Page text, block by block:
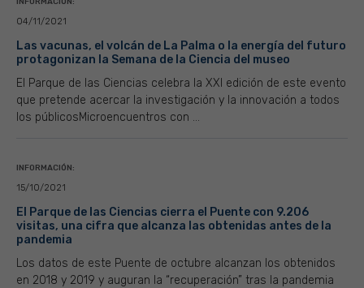
04/11/2021
Las vacunas, el volcán de La Palma o la energía del futuro
protagonizan la Semana de la Ciencia del museo
El Parque de las Ciencias celebra la XXI edición de este evento
que pretende acercar la investigación y la innovación a todos
los públicosMicroencuentros con ...
INFORMACIÓN:
15/10/2021
El Parque de las Ciencias cierra el Puente con 9.206
visitas, una cifra que alcanza las obtenidas antes de la
pandemia
Los datos de este Puente de octubre alcanzan los obtenidos
en 2018 y 2019 y auguran la “recuperación” tras la pandemia